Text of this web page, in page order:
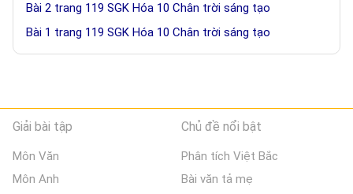
Bài 2 trang 119 SGK Hóa 10 Chân trời sáng tạo
Bài 1 trang 119 SGK Hóa 10 Chân trời sáng tạo
Giải bài tập
Môn Văn
Môn Anh
Chủ đề nổi bật
Phân tích Việt Bắc
Bài văn tả mẹ